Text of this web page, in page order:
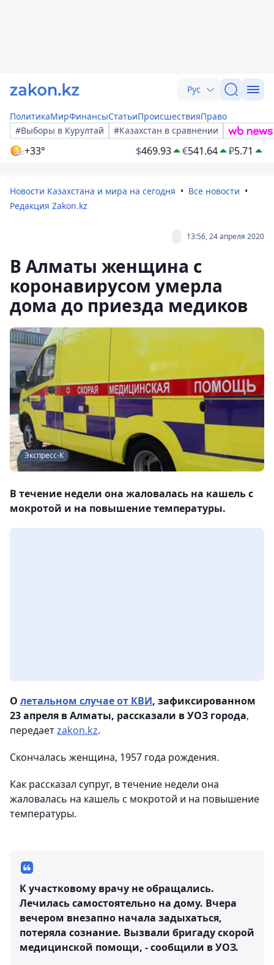
Рус
ПолитикаМирФинансыСтатьиПроисшествияПраво
#Выборы в Курултай
#Казахстан в сравнении
+33° $469.93 €541.64 ₽5.71
Новости Казахстана и мира на сегодня
Все новости
Редакция Zakon.kz
13:56, 24 апреля 2020
В Алматы женщина с
коронавирусом умерла
дома до приезда медиков
Экспресс-К
В течение недели она жаловалась на кашель с
мокротой и на повышение температуры.
О летальном случае от КВИ, зафиксированном
23 апреля в Алматы, рассказали в УОЗ города,
передаетzakon.kz.
Скончалась женщина, 1957 года рождения.
Как рассказал супруг, в течение недели она
жаловалась на кашель с мокротой и на повышение
температуры.
К участковому врачу не обращались.
Лечилась самостоятельно на дому. Вчера
вечером внезапно начала задыхаться,
потеряла сознание. Вызвали бригаду скорой
медицинской помощи, - сообщили в УОЗ.